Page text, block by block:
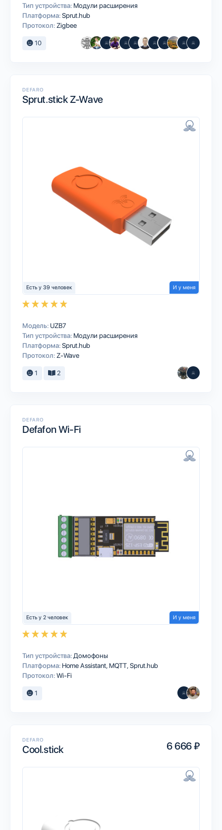
Тип устройства: Модули расширения
Платформа:Sprut.hub
Протокол: Zigbee
10
DEFARO
Sprut.stick Z-Wave
Есть у 39 человек И у меня
Модель: UZB7
Тип устройства: Модули расширения
Платформа:Sprut.hub
Протокол: Z-Wave
1 2
DEFARO
Defafon Wi-Fi
Есть у 2 человек И у меня
Тип устройства: Домофоны
Платформа: Home Assistant MQTTSprut.hub
Протокол:Wi-Fi
1
DEFARO
Cool.stick 6 666 ₽